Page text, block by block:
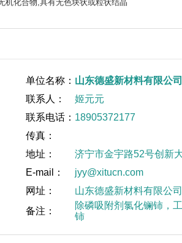
机化合物,‌具有无色块状或粒状结晶
单位名称： 山东德盛新材料有限公司
联系人：
姬元元
联系电话： 18905372177
传真：
地址：
济宁市金宇路52号创新
E-mail：
jyy@xitucn.com
网址：
山东德盛新材料有限公司
备注：
除磷吸附剂氯化镧铈，
铈